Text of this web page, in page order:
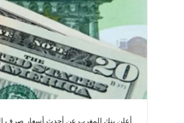
أعلن بنك المغرب عن أحدث أسعار صرف